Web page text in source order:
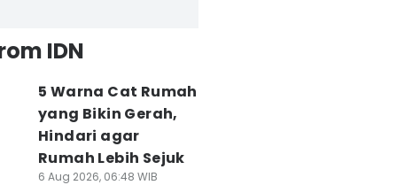
IDN
5 Warna Cat Rumah
yang Bikin Gerah,
Hindari agar
Rumah Lebih Sejuk
6 Aug 2026, 06:48 WIB